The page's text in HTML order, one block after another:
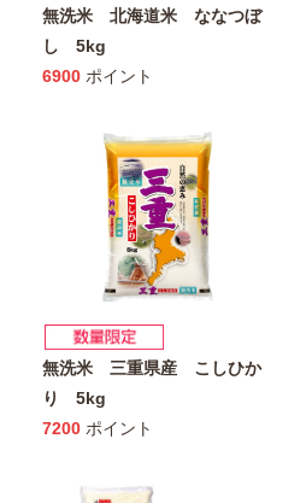
無洗米 北海道米 ななつぼ
し 5kg
6900 ポイント
無洗米 三重県産 こしひか
り 5kg
7200 ポイント